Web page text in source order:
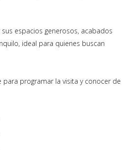
espacios generosos, acabados
ideal para quienes buscan
para programar la visita y conocer de